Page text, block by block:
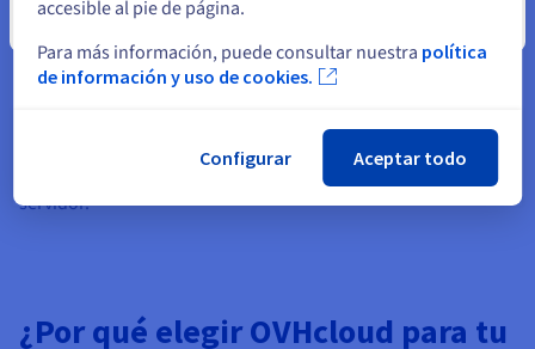
aplicaciones. Nextcloud Office permite la edición colaborativa
a través de Collabora o OnlyOffice. Nextcloud Talk
proporciona videollamadas y mensajería de equipo cifradas
proyectos estilo Kanban. Memories organiza fotos con
reconocimiento facial. Todo se instala en un clic desde la
interfaz de administración sin necesidad de configuración del
servidor.
¿Por qué elegir OVHcloud para tu
accesible al pie de página.
Para más información, puede consultar nuestra política
de información y uso de cookies.
Configurar Aceptar todo